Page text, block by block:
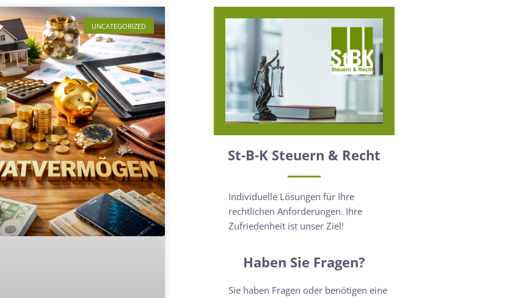
UNCATEGORIZED
St-B-K Steuern & Recht
Individuelle Lösungen für Ihre
rechtlichen Anforderungen. Ihre
Zufriedenheit ist unser Ziel!
Haben Sie Fragen?
Sie haben Fragen oder benötigen eine